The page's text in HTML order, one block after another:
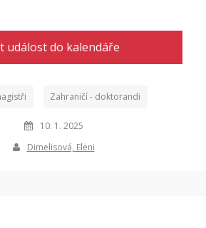
událost do kalendáře
Zahraničí - doktorandi
10. 1. 2025
Dimelisová, Eleni